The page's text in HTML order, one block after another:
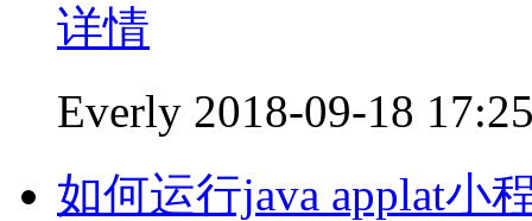
详情
Everly 2018-09-18
如何运行java applat小